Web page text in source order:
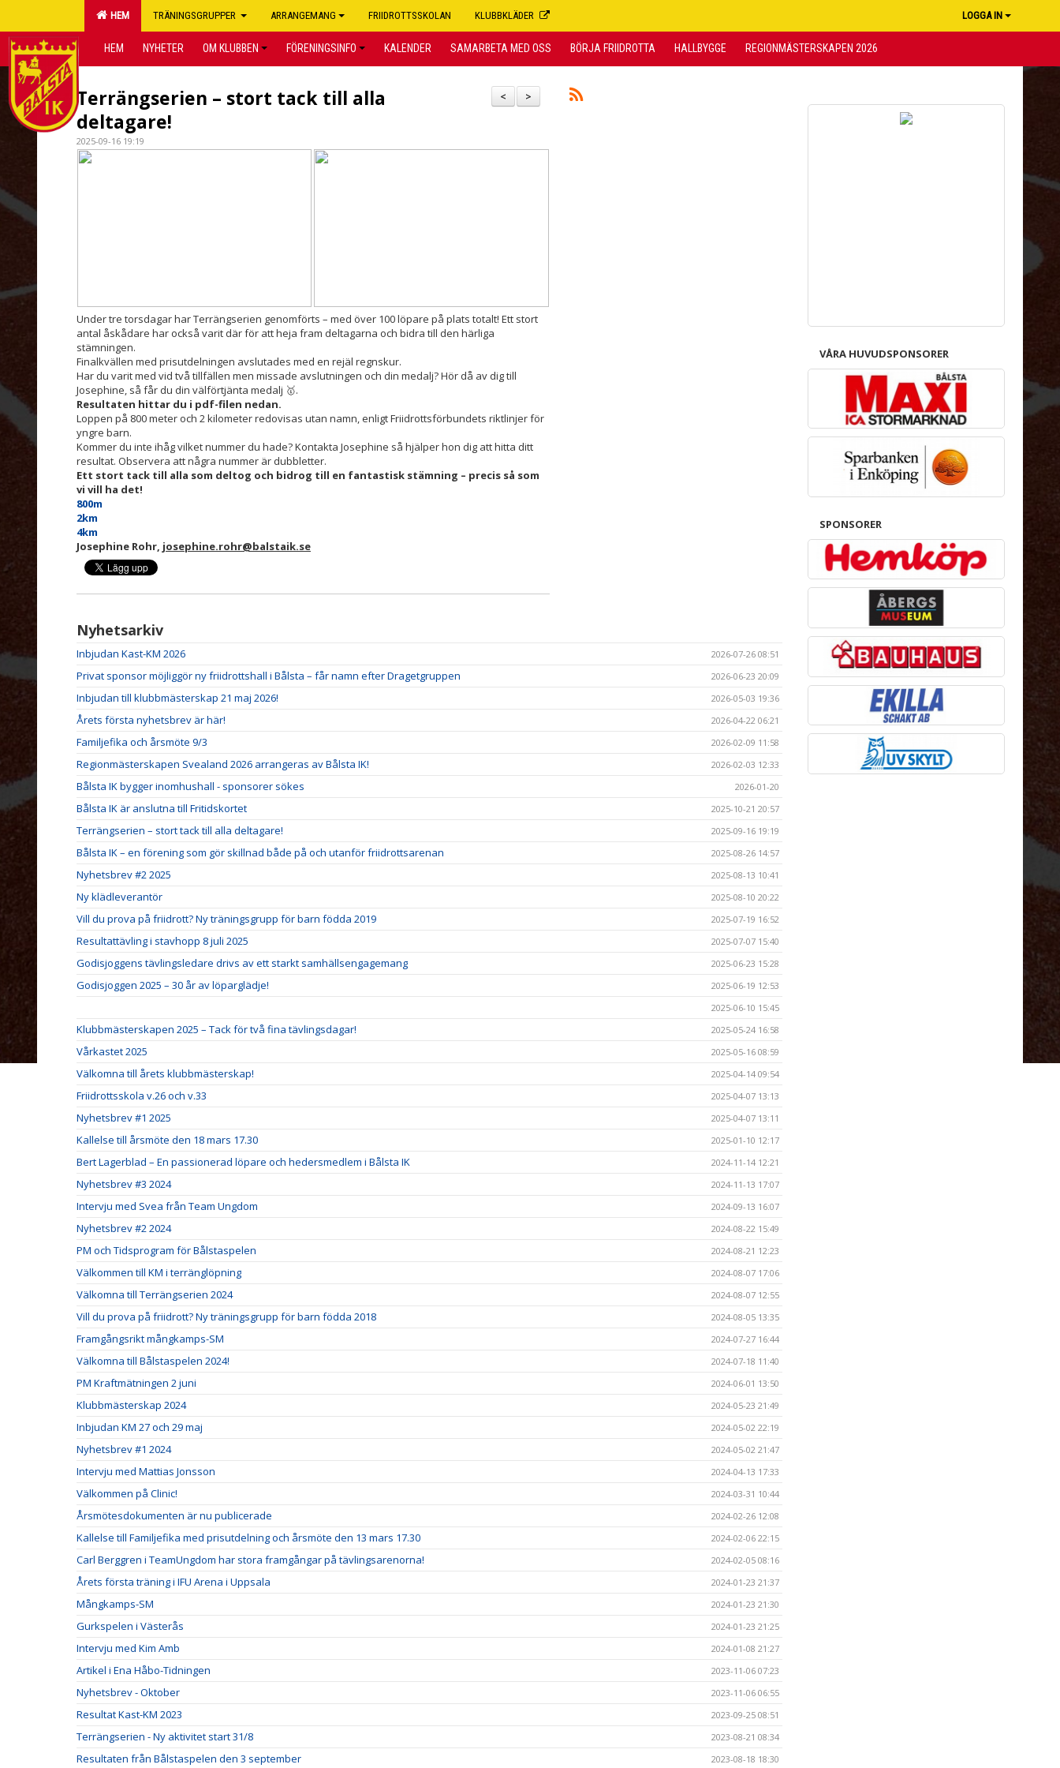
HEM TRÄNINGSGRUPPER ARRANGEMANG FRIIDROTTSSKOLAN KLUBBKLÄDER LOGGA IN
HEM NYHETER OM KLUBBEN FÖRENINGSINFO KALENDER SAMARBETA MED OSS BÖRJA FRIIDROTTA HALLBYGGE REGIONMÄSTERSKAPEN 2026
>
<
Terrängserien – stort tack till alla
deltagare!
2025-09-16 19:19
Under tre torsdagar har Terrängserien genomförts – med över 100 löpare på plats totalt! Ett stort
antal åskådare har också varit där för att heja fram deltagarna och bidra till den härliga
stämningen.
Finalkvällen med prisutdelningen avslutades med en rejäl regnskur.
Har du varit med vid två tillfällen men missade avslutningen och din medalj? Hör då av dig till
Josephine, så får du din välförtjänta medalj 🥇.
Resultaten hittar du i pdf-filen nedan.
Loppen på 800 meter och 2 kilometer redovisas utan namn, enligt Friidrottsförbundets riktlinjer för
yngre barn.
Kommer du inte ihåg vilket nummer du hade? Kontakta Josephine så hjälper hon dig att hitta ditt
resultat. Observera att några nummer är dubbletter.
Ett stort tack till alla som deltog och bidrog till en fantastisk stämning – precis så som
vi vill ha det!
800m
2km
4km
Josephine Rohr, josephine.rohr@balstaik.se
Nyhetsarkiv
Inbjudan Kast-KM 2026 2026-07-26 08:51
Privat sponsor möjliggör ny friidrottshall i Bålsta – får namn efter Dragetgruppen 2026-06-23 20:09
Inbjudan till klubbmästerskap 21 maj 2026! 2026-05-03 19:36
Årets första nyhetsbrev är här! 2026-04-22 06:21
Familjefika och årsmöte 9/3 2026-02-09 11:58
Regionmästerskapen Svealand 2026 arrangeras av Bålsta IK! 2026-02-03 12:33
Bålsta IK bygger inomhushall - sponsorer sökes 2026-01-20
Bålsta IK är anslutna till Fritidskortet 2025-10-21 20:57
Terrängserien – stort tack till alla deltagare! 2025-09-16 19:19
Bålsta IK – en förening som gör skillnad både på och utanför friidrottsarenan 2025-08-26 14:57
Nyhetsbrev #2 2025 2025-08-13 10:41
Ny klädleverantör 2025-08-10 20:22
Vill du prova på friidrott? Ny träningsgrupp för barn födda 2019 2025-07-19 16:52
Resultattävling i stavhopp 8 juli 2025 2025-07-07 15:40
Godisjoggens tävlingsledare drivs av ett starkt samhällsengagemang 2025-06-23 15:28
Godisjoggen 2025 – 30 år av löparglädje!
2025-06-19 12:53
2025-06-10 15:45
Klubbmästerskapen 2025 – Tack för två fina tävlingsdagar! 2025-05-24 16:58
Vårkastet 2025 2025-05-16 08:59
Välkomna till årets klubbmästerskap! 2025-04-14 09:54
Friidrottsskola v.26 och v.33 2025-04-07 13:13
Nyhetsbrev #1 2025 2025-04-07 13:11
Kallelse till årsmöte den 18 mars 17.30 2025-01-10 12:17
Bert Lagerblad – En passionerad löpare och hedersmedlem i Bålsta IK 2024-11-14 12:21
Nyhetsbrev #3 2024 2024-11-13 17:07
Intervju med Svea från Team Ungdom 2024-09-13 16:07
Nyhetsbrev #2 2024 2024-08-22 15:49
PM och Tidsprogram för Bålstaspelen 2024-08-21 12:23
Välkommen till KM i terränglöpning 2024-08-07 17:06
Välkomna till Terrängserien 2024 2024-08-07 12:55
Vill du prova på friidrott? Ny träningsgrupp för barn födda 2018 2024-08-05 13:35
Framgångsrikt mångkamps-SM 2024-07-27 16:44
Välkomna till Bålstaspelen 2024! 2024-07-18 11:40
PM Kraftmätningen 2 juni 2024-06-01 13:50
Klubbmästerskap 2024 2024-05-23 21:49
Inbjudan KM 27 och 29 maj 2024-05-02 22:19
Nyhetsbrev #1 2024 2024-05-02 21:47
Intervju med Mattias Jonsson 2024-04-13 17:33
Välkommen på Clinic! 2024-03-31 10:44
Årsmötesdokumenten är nu publicerade 2024-02-26 12:08
Kallelse till Familjefika med prisutdelning och årsmöte den 13 mars 17.30 2024-02-06 22:15
Carl Berggren i TeamUngdom har stora framgångar på tävlingsarenorna! 2024-02-05 08:16
Årets första träning i IFU Arena i Uppsala 2024-01-23 21:37
Mångkamps-SM 2024-01-23 21:30
Gurkspelen i Västerås 2024-01-23 21:25
Intervju med Kim Amb 2024-01-08 21:27
Artikel i Ena Håbo-Tidningen 2023-11-06 07:23
Nyhetsbrev - Oktober 2023-11-06 06:55
Resultat Kast-KM 2023 2023-09-25 08:51
Terrängserien - Ny aktivitet start 31/8 2023-08-21 08:34
Resultaten från Bålstaspelen den 3 september 2023-08-18 18:30
VÅRA HUVUDSPONSORER
SPONSORER